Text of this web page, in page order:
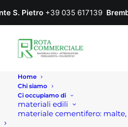
S. Pietro +39 035 617139
Home
Chi siamo
Ci occupiamo di
materiali edili
materiale cementifero: